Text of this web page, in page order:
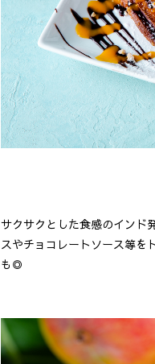
サクサクとした食感のイン
スやチョコレートソース等を
も◎